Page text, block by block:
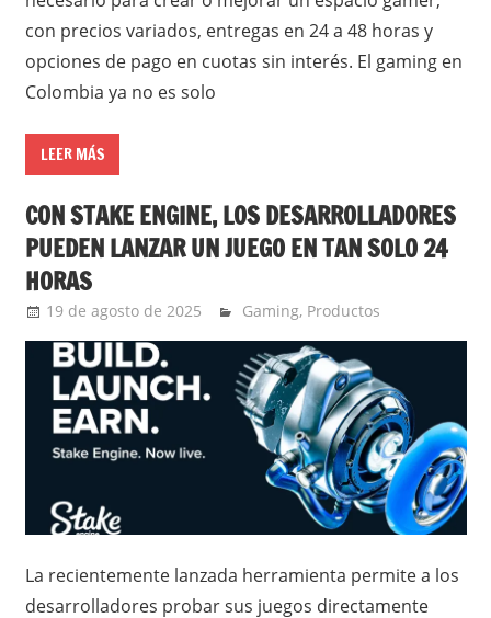
con precios variados, entregas en 24 a 48 horas y
opciones de pago en cuotas sin interés. El gaming en
Colombia ya no es solo
LEER MÁS
CON STAKE ENGINE, LOS DESARROLLADORES
PUEDEN LANZAR UN JUEGO EN TAN SOLO 24
HORAS
19 de agosto de 2025 Ernesto Herrera
Gaming, Productos
La recientemente lanzada herramienta permite a los
desarrolladores probar sus juegos directamente